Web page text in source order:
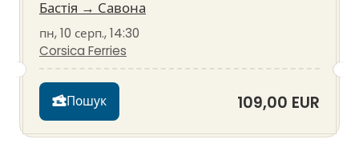
Бастія → Савона
пн, 10 серп., 14:30
Corsica Ferries
Пошук 109,00 EUR